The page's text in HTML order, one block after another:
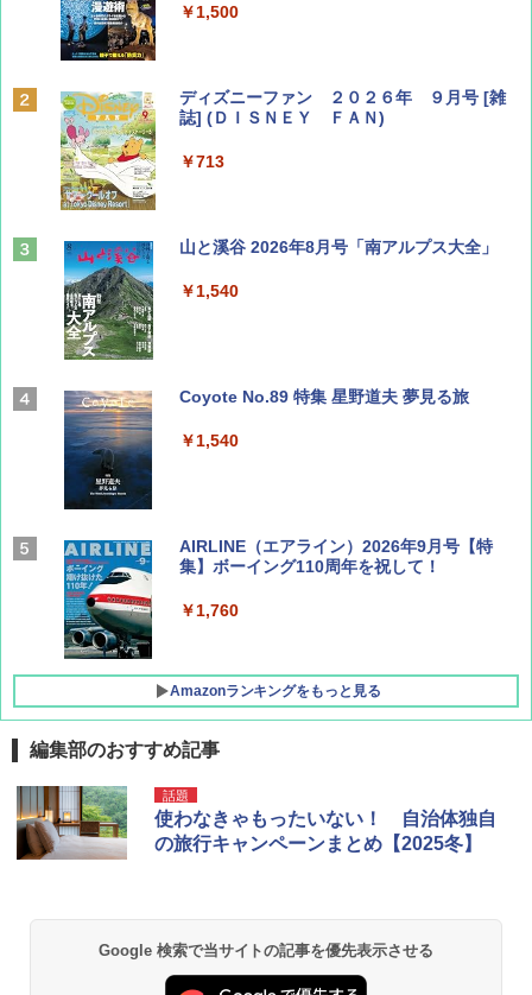
￥1,500
ディズニーファン ２０２６年 ９月号 [雑
誌] (ＤＩＳＮＥＹ ＦＡＮ)
￥713
山と溪谷 2026年8月号「南アルプス大全」
￥1,540
Coyote No.89 特集 星野道夫 夢見る旅
￥1,540
AIRLINE（エアライン）2026年9月号【特
集】ボーイング110周年を祝して！
￥1,760
Amazonランキングをもっと見る
D40 地球の歩き方 チェンマイ タイ北部の魅
力的な町 2026～2027 地球の歩き方D アジア
￥2,079
地球の歩き方 スター・ウォーズ
￥2,695
[キャンパーズコレクション 山善] ポップアッ
プテント 傘みたいに広げて畳める パッとサ
ッとサンシェード キューブ フルクローズ メ
ッシュ 簡単設置 ワンタッチテント キャンプ
PYKES PEAK (パイクスピーク) 着替えテン
熊撃退スプレー 熊よけスプレー 熊スプレー
【日本企業販売】超強力クマ対策スプレー 30
0ml（連続噴射30秒）110ml（連続噴射15
秒）射程5～10m 安全ロック搭載 携帯収納袋
￥3,680
編集部のおすすめ記事
話題
使わなきゃもったいない！ 自治体独自
の旅行キャンペーンまとめ【2025冬】
Google 検索で当サイトの記事を優先表示させる